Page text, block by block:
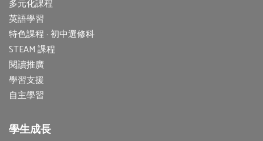
多元化課程
英語學習
特色課程 · 初中選修科
STEAM 課程
閱讀推廣
學習支援
自主學習
學生成長